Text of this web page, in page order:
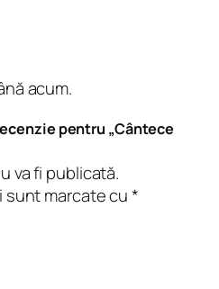
acum.
pentru „Cântece
va fi publicată.
sunt marcate cu*